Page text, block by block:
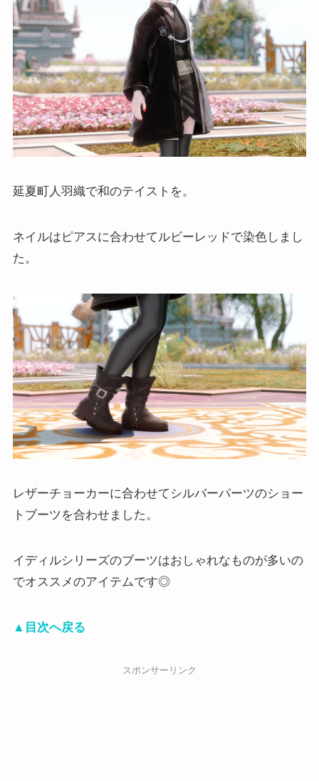
延夏町人羽織で和のテイストを。
ネイルはピアスに合わせてルビーレッドで染色しまし
た。
レザーチョーカーに合わせてシルバーパーツのショー
トブーツを合わせました。
イディルシリーズのブーツはおしゃれなものが多いの
でオススメのアイテムです◎
▲目次へ戻る
スポンサーリンク